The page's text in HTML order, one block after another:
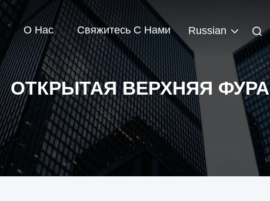
О Нас Свяжитесь С Нами Russian
ОТКРЫТАЯ ВЕРХНЯЯ ФУРА